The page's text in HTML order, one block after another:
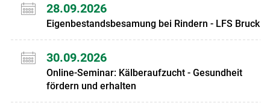
28.09.2026
Eigenbestandsbesamung bei Rindern - LFS Bruck
30.09.2026
Online-Seminar: Kälberaufzucht - Gesundheit
fördern und erhalten